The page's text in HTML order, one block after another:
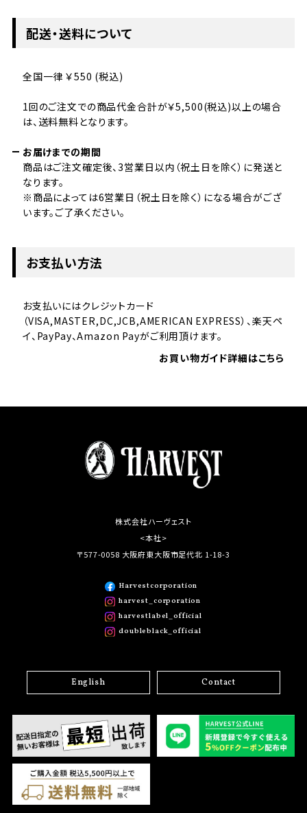
配送・送料について
全国一律 ￥550 (税込)
1回のご注文での商品代金合計が￥5,500(税込)以上の場合
は、送料無料となります。
お届けまでの期間
商品はご注文確定後、3営業日以内（祝土日を除く）に発送と
なります。
※商品によっては6営業日（祝土日を除く）になる場合がござ
います。ご了承ください。
お支払い方法
お支払いにはクレジットカード
（VISA,MASTER,DC,JCB,AMERICAN EXPRESS）、楽天ペ
イ、PayPay、Amazon Payがご利用頂けます。
お買い物ガイド詳細はこちら
株式会社ハーヴェスト
<本社>
〒577-0058 大阪府東大阪市足代北 1-18-3
Harvestcorporation
harvest_corporation
harvestlabel_official
doubleblack_official
English Contact